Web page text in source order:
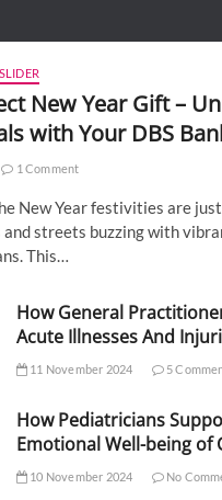
SLIDER
New Year Gift –
with Your DBS
1 Comment
New Year festivities are
and streets buzzing with
This…
How General
Acute Illnesses And
11 November 2024 5
How Pediatricians
Emotional Well-being of
10 November 2024 No